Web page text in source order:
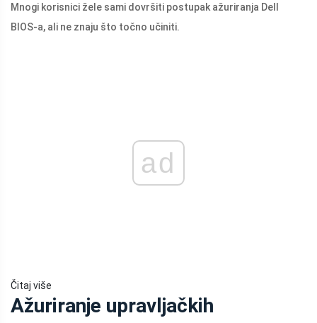
Mnogi korisnici žele sami dovršiti postupak ažuriranja Dell
BIOS-a, ali ne znaju što točno učiniti.
ad
Čitaj više
Ažuriranje upravljačkih